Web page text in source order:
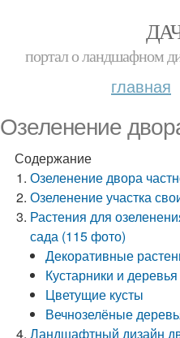
портал о ландшафном
главная
Озеленение
Содержание
Озеленение двора
Озеленение участка
Растения для
сада (115 фото)
Декоративные
Кустарники и деревья
Цветущие кусты
Вечнозелёные
Ландшафтный дизайн